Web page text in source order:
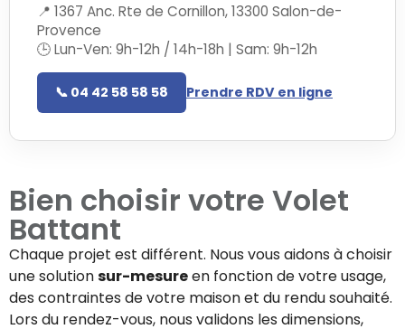
📍 1367 Anc. Rte de Cornillon, 13300 Salon-de-
Provence
🕒 Lun-Ven: 9h-12h / 14h-18h | Sam: 9h-12h
📞 04 42 58 58 58 Prendre RDV en ligne
Bien choisir votre Volet
Battant
Chaque projet est différent. Nous vous aidons à choisir
une solutionsur-mesureen fonction de votre usage,
des contraintes de votre maison et du rendu souhaité.
Lors du rendez-vous, nous validons les dimensions,